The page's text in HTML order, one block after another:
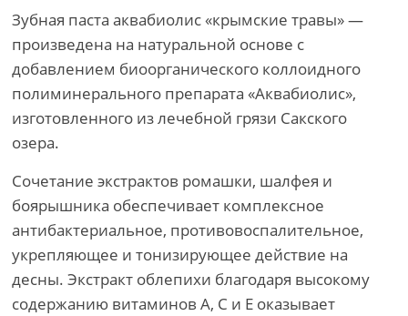
Зубная паста аквабиолис «крымские травы» —
произведена на натуральной основе с
добавлением биоорганического коллоидного
полиминерального препарата «Аквабиолис»,
изготовленного из лечебной грязи Сакского
озера.
Сочетание экстрактов ромашки, шалфея и
боярышника обеспечивает комплексное
антибактериальное, противовоспалительное,
укрепляющее и тонизирующее действие на
десны. Экстракт облепихи благодаря высокому
содержанию витаминов А, С и Е оказывает